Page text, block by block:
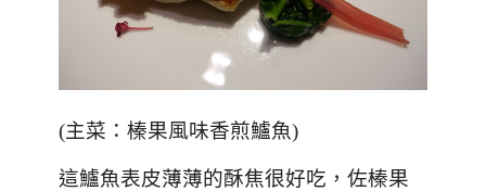
(主菜：榛果風味香煎鱸魚)
這鱸魚表皮薄薄的酥焦很好吃，佐榛果